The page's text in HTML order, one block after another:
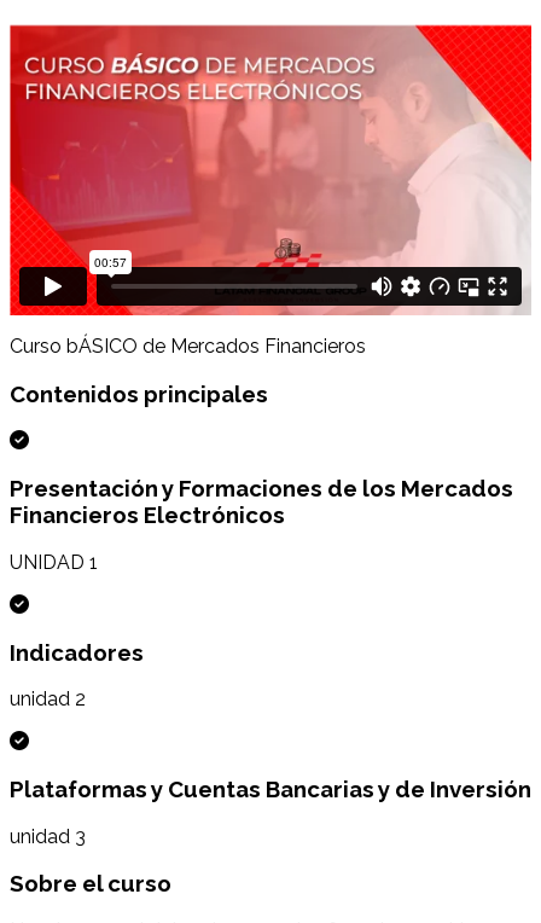
Curso bÁSICO de Mercados Financieros
Contenidos principales
Presentación y Formaciones de los Mercados
Financieros Electrónicos
UNIDAD 1
Indicadores
unidad 2
Plataformas y Cuentas Bancarias y de Inversión
unidad 3
Sobre el curso